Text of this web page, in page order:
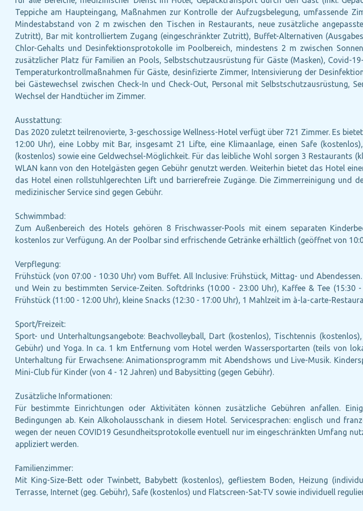
Teppiche am Haupteingang, Maßnahmen zur Kontrolle der Aufzugsbelegung, umfassende
Mindestabstand von 2 m zwischen den Tischen in Restaurants, neue zusätzliche
Zutritt), Bar mit kontrolliertem Zugang (eingeschränkter Zutritt), Buffet-Alternativen
Chlor-Gehalts und Desinfektionsprotokolle im Poolbereich, mindestens 2 m zwischen
zusätzlicher Platz für Familien an Pools, Selbstschutzausrüstung für Gäste (Masken), Covid-
Temperaturkontrollmaßnahmen für Gäste, desinfizierte Zimmer, Intensivierung der
bei Gästewechsel zwischen Check-In und Check-Out, Personal mit Selbstschutzausrüstung,
Wechsel der Handtücher im Zimmer.
Ausstattung:
Das 2020 zuletzt teilrenovierte, 3-geschossige Wellness-Hotel verfügt über 721 Zimmer. Es
12:00 Uhr), eine Lobby mit Bar, insgesamt 21 Lifte, eine Klimaanlage, einen Safe
(kostenlos) sowie eine Geldwechsel-Möglichkeit. Für das leibliche Wohl sorgen 3 Restaurants
WLAN kann von den Hotelgästen gegen Gebühr genutzt werden. Weiterhin bietet das Hotel
das Hotel einen rollstuhlgerechten Lift und barrierefreie Zugänge. Die Zimmerreinigung und
medizinischer Service sind gegen Gebühr.
Schwimmbad:
Zum Außenbereich des Hotels gehören 8 Frischwasser-Pools mit einem separaten
kostenlos zur Verfügung. An der Poolbar sind erfrischende Getränke erhältlich (geöffnet von
Verpflegung:
Frühstück (von 07:00 - 10:30 Uhr) vom Buffet. All Inclusive: Frühstück, Mittag- und
und Wein zu bestimmten Service-Zeiten. Softdrinks (10:00 - 23:00 Uhr), Kaffee & Tee
Frühstück (11:00 - 12:00 Uhr), kleine Snacks (12:30 - 17:00 Uhr), 1 Mahlzeit im à-la-carte-
Sport/Freizeit:
Sport- und Unterhaltungsangebote: Beachvolleyball, Dart (kostenlos), Tischtennis
Gebühr) und Yoga. In ca. 1 km Entfernung vom Hotel werden Wassersportarten (teils von
Unterhaltung für Erwachsene: Animationsprogramm mit Abendshows und Live-Musik.
Mini-Club für Kinder (von 4 - 12 Jahren) und Babysitting (gegen Gebühr).
Zusätzliche Informationen:
Für bestimmte Einrichtungen oder Aktivitäten können zusätzliche Gebühren anfallen.
Bedingungen ab. Kein Alkoholausschank in diesem Hotel. Servicesprachen: englisch und
wegen der neuen COVID19 Gesundheitsprotokolle eventuell nur im eingeschränkten Umfang
appliziert werden.
Familienzimmer:
Mit King-Size-Bett oder Twinbett, Babybett (kostenlos), gefliestem Boden, Heizung
Terrasse, Internet (geg. Gebühr), Safe (kostenlos) und Flatscreen-Sat-TV sowie individuell